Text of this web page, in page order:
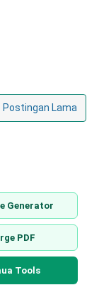
Postingan Lama
Generator
PDF
Tools